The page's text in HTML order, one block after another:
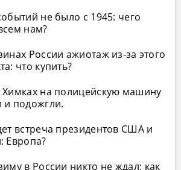
не было с 1945: чего
нам?
России ажиотаж из-за этого
что купить?
на полицейскую машину
и подожгли.
встреча президентов США и
Европа?
в России никто не ждал: как